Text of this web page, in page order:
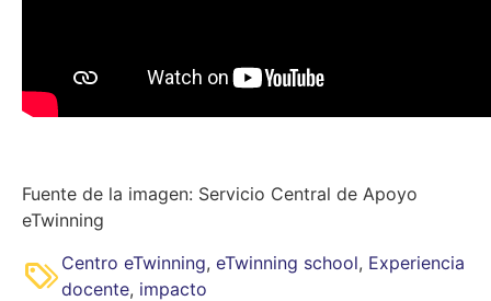
Fuente de la imagen: Servicio Central de Apoyo
eTwinning
Centro eTwinning, eTwinning school, Experiencia
docente, impacto